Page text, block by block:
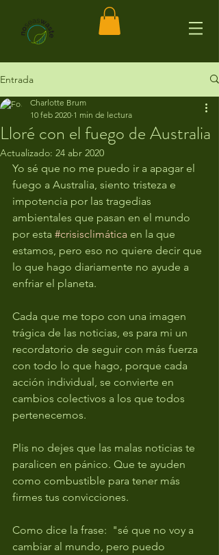
Entrada
Lloré con el fuego de Australia
Charlotte Brum
10 feb 2020 1 min de lectura
Actualizado: 24 abr 2020
Yo sé que no me puedo ir a apagar el
fuego a Australia, siento tristeza e
impotencia por las tragedias
ambientales que pasan en el mundo
por esta #crisisclimática en la que
estamos, pero eso no quiere decir que
lo que hago diariamente no ayude a
enfriar el planeta.
Cada que me topo con una imagen
trágica de las noticias, es para mi un
recordatorio de seguir con más fuerza
con todo lo que hago, porque cada
acción individual, se convierte en
cambios colectivos a los que todos
pertenecemos.
Plis no dejes que las malas noticias te
paralicen en pánico. Que te ayuden
como combustible para tener más
firmes tus convicciones.
Como dice la frase:  "sé que no voy a
cambiar al mundo, pero puedo